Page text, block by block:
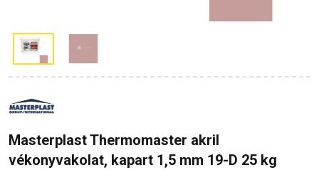
Masterplast Thermomaster akril
vékonyvakolat, kapart 1,5 mm 19-D 25 kg